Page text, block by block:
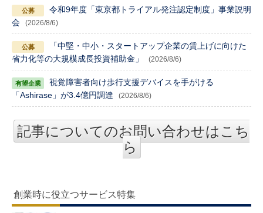
令和9年度「東京都トライアル発注認定制度」事業説明
会
(2026/8/6)
「中堅・中小・スタートアップ企業の賃上げに向けた
省力化等の大規模成長投資補助金」
(2026/8/6)
視覚障害者向け歩行支援デバイスを手がける
「Ashirase」が3.4億円調達
(2026/8/6)
記事についてのお問い合わせはこち
ら
創業時に役立つサービス特集